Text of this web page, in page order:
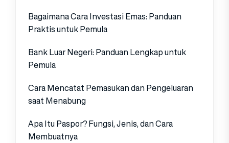
Bagaimana Cara Investasi Emas: Panduan
Praktis untuk Pemula
Bank Luar Negeri: Panduan Lengkap untuk
Pemula
Cara Mencatat Pemasukan dan Pengeluaran
saat Menabung
Apa Itu Paspor? Fungsi, Jenis, dan Cara
Membuatnya